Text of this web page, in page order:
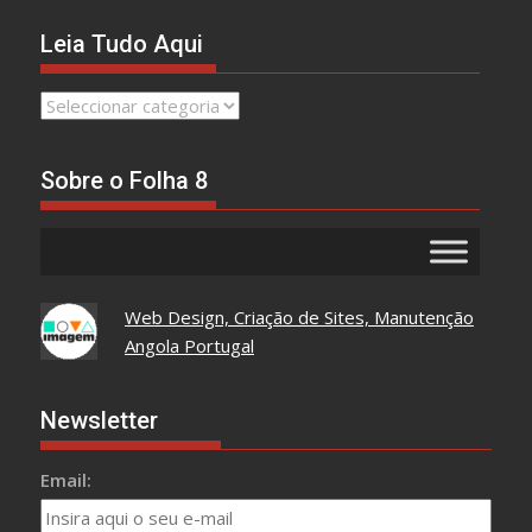
Leia Tudo Aqui
Leia
Sobre o Folha 8
Web Design, Criação de Sites, Manutenção
Angola Portugal
Newsletter
Email: